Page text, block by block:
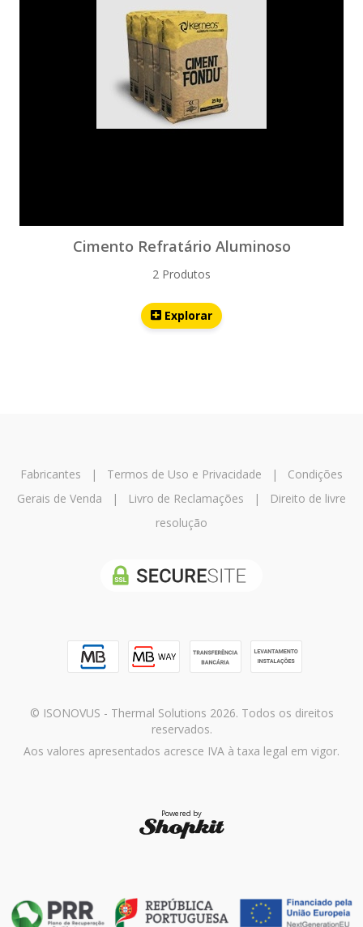
Cimento Refratário Aluminoso
2 Produtos
Explorar
Fabricantes | Termos de Uso e Privacidade | Condições
Gerais de Venda | Livro de Reclamações |
Direito de livre
resolução
© ISONOVUS - Thermal Solutions 2026. Todos os direitos
reservados.
Aos valores apresentados acresce IVA à taxa legal em vigor.
Powered by